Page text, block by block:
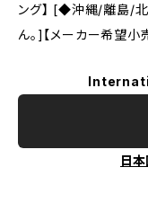
ング】 [◆沖縄/離島/
ん。]【メーカー希望
日